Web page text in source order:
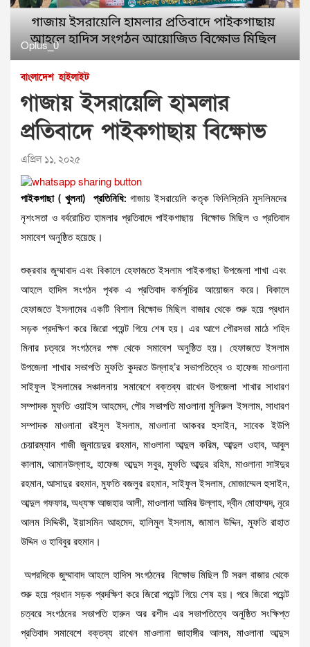
Oplus_0
বাংলাদেশ হাইলাইট
গাজায় ইসরায়েলি হামলার
প্রতিবাদে পাইকগাছায় বিক্ষোভ
এপ্রিল ১১, ২০২৫
পাইকগাছা ( খুলনা) প্রতিনিধি:গাজায় ইসরায়েলি কতৃক ফিলিস্তিনি মুসলিমদের
নৃশংসতা ও বর্বরোচিত হামলার প্রতিবাদে পাইকগাছায় বিক্ষোভ মিছিল ও প্রতিবাদ
সমাবেশ অনুষ্ঠিত হয়েছে।
শুক্রবার জুম্মাবাদ এবং বিকালে হেফাজতে ইসলাম পাইকগাছা উপজেলা শাখা এবং
আহলে হাদিস সংগঠন পৃথক এ প্রতিবাদ কর্মসূচির আয়োজন করে। বিকালে
হেফাজতে ইসলামের একটি বিশাল বিক্ষোভ মিছিল বাজার থেকে শুরু হয়ে প্রধান
সড়ক প্রদক্ষিণ করে জিরো পয়েন্ট গিয়ে শেষ হয়। এর আগে পৌরসভা মাঠে শহিদ
মিনার চত্বরে সংগঠনের পক্ষ থেকে সমাবেশ অনুষ্ঠিত হয়। হেফাজতে ইসলাম
উপজেলা শাখার সভাপতি মুফতি কুদরত উল্লাহ’র সভাপতিত্বে ও হাফেজ মাওলানা
সাইফুল ইসলামের সঞ্চালনায় সমাবেশে বক্তব্য রাখেন উপজেলা শাখার সাধারণ
সম্পাদক মুফতি ওয়াইস আহমেদ, পৌর সভাপতি মাওলানা মুনিরুল ইসলাম, সাধারণ
সম্পাদক মাওলানা রইসুল ইসলাম, মাওলানা আকবর হুসাইন, সাবেক ইউপি
চেয়ারম্যান গাজী জুনায়েদুর রহমান, মাওলানা আব্দুল করিম, আব্দুল ওহাব, আবুল
কালাম, আমানউল্লাহ, হাফেজ আব্দুস সবুর, মুফতি আব্দুর রহিম, মাওলানা সাঈদুর
রহমান, আসাদুর রহমান, মুফতি বজলুর রহমান, সাইফুল ইসলাম, মোজাম্মেল হুসাইন,
আব্দুল গফফার, অধ্যক্ষ আজহার আলী, মাওলানা আমির উল্লাহ, দ্বীন মোহাম্মদ, নূরে
আলম সিদ্দিকী, ইয়াসমিন আহমেদ, হালিমুল ইসলাম, জামাল উদ্দিন, মুফতি রাহাত
উদ্দিন ও হাবিবুর রহমান।
অপরদিকে জুম্মাবাদ আহলে হাদিস সংগঠনের বিক্ষোভ মিছিল টি সরল বাজার থেকে
শুরু হয়ে প্রধান সড়ক প্রদক্ষিণ করে জিরো পয়েন্ট গিয়ে শেষ হয়। পরে জিরো পয়েন্ট
চত্বরে সংগঠনের সভাপতি হারুন অর রশীদ এর সভাপতিত্বে অনুষ্ঠিত সংক্ষিপ্ত
প্রতিবাদ সমাবেশে বক্তব্য রাখেন মাওলানা জাহাঙ্গীর আলম, মাওলানা আব্দুস